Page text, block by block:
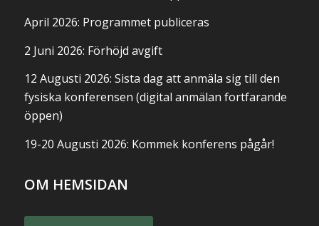
April 2026: Programmet publiceras
2 Juni 2026: Förhöjd avgift
12 Augusti 2026: Sista dag att anmäla sig till den
fysiska konferensen (digital anmälan fortfarande
öppen)
19-20 Augusti 2026: Kommek konferens pågår!
OM HEMSIDAN